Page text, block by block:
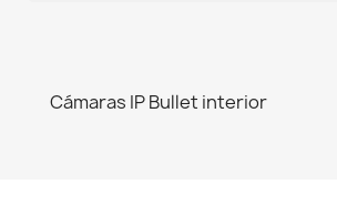
Cámaras IP Bullet interior